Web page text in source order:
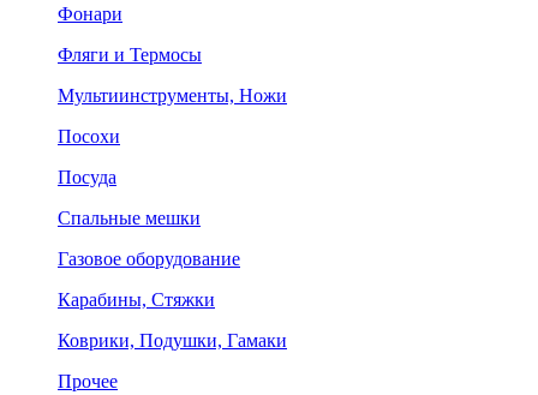
Фонари
Фляги и Термосы
Мультиинструменты, Ножи
Посохи
Посуда
Спальные мешки
Газовое оборудование
Карабины, Стяжки
Коврики, Подушки, Гамаки
Прочее